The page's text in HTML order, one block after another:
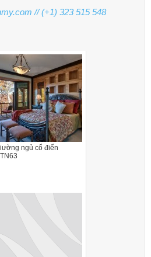
// (+1) 323 515 548
ngủ cổ điển